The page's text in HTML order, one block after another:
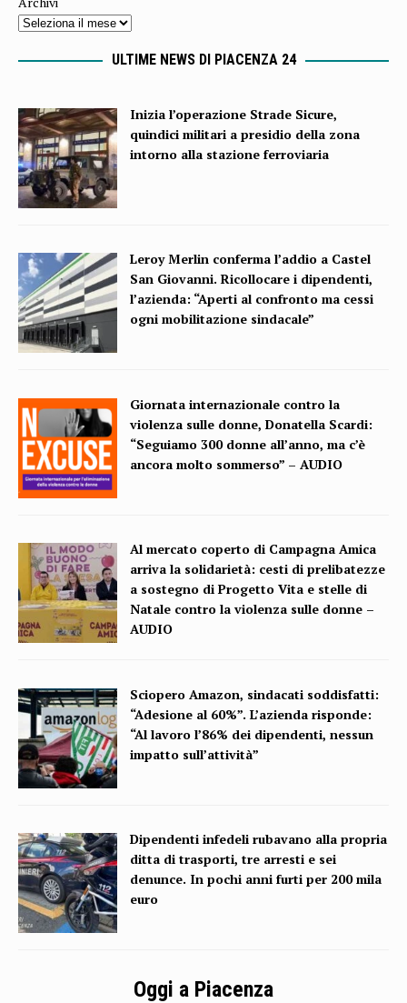
ULTIME NEWS DI PIACENZA 24
Inizia l’operazione Strade Sicure,
quindici militari a presidio della zona
intorno alla stazione ferroviaria
Leroy Merlin conferma l’addio a Castel
San Giovanni. Ricollocare i dipendenti,
l’azienda: “Aperti al confronto ma cessi
ogni mobilitazione sindacale”
Giornata internazionale contro la
violenza sulle donne, Donatella Scardi:
“Seguiamo 300 donne all’anno, ma c’è
ancora molto sommerso” – AUDIO
Al mercato coperto di Campagna Amica
arriva la solidarietà: cesti di prelibatezze
a sostegno di Progetto Vita e stelle di
Natale contro la violenza sulle donne –
AUDIO
Sciopero Amazon, sindacati soddisfatti:
“Adesione al 60%”. L’azienda risponde:
“Al lavoro l’86% dei dipendenti, nessun
impatto sull’attività”
Dipendenti infedeli rubavano alla propria
ditta di trasporti, tre arresti e sei
denunce. In pochi anni furti per 200 mila
euro
Oggi a Piacenza